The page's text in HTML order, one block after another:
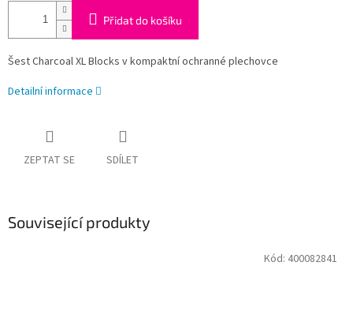
Přidat do košíku
Šest Charcoal XL Blocks v kompaktní ochranné plechovce
Detailní informace
ZEPTAT SE SDÍLET
Související produkty
Kód: 400082841